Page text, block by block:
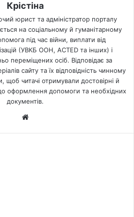
Крістіна
юрист та адміністратор порталу
на соціальному й гуманітарному
під час війни, виплати від
(УВКБ ООН, ACTED та інших) і
переміщених осіб. Відповідає за
сайту та їх відповідність чинному
щоб читачі отримували достовірні й
оформлення допомоги та необхідних
документів.